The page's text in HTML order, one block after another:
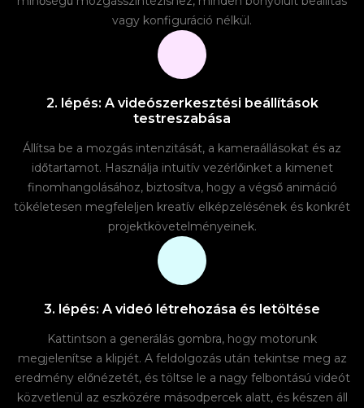
vagy konfiguráció nélkül.
2. lépés: A videószerkesztési beállítások
testreszabása
Állítsa be a mozgás intenzitását, a kameraállásokat és az
időtartamot. Használja intuitív vezérlőinket a kimenet
finomhangolásához, biztosítva, hogy a végső animáció
tökéletesen megfeleljen kreatív elképzelésének és konkrét
projektkövetelményeinek.
3. lépés: A videó létrehozása és letöltése
Kattintson a generálás gombra, hogy motorunk
megjelenítse a klipjét. A feldolgozás után tekintse meg az
eredmény előnézetét, és töltse le a nagy felbontású videót
közvetlenül az eszközére másodpercek alatt, és készen áll